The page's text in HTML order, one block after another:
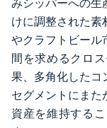
みシッパーへの生
けに調整された素
やクラフトビール
間を求めるクロ
果、多角化したコ
セグメントにまた
資産を維持する